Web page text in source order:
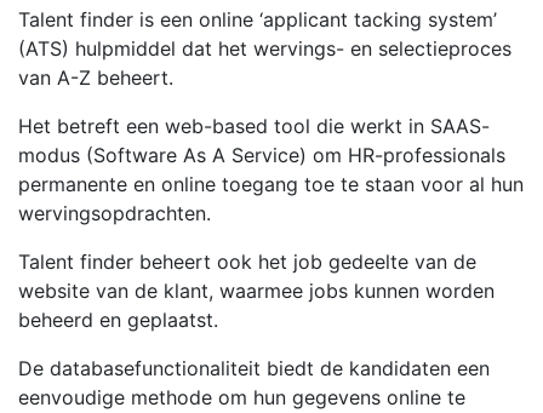
Talent finder is een online ‘applicant tacking system’
(ATS) hulpmiddel dat het wervings- en selectieproces
van A-Z beheert.
Het betreft een web-based tool die werkt in SAAS-
modus (Software As A Service) om HR-professionals
permanente en online toegang toe te staan voor al hun
wervingsopdrachten.
Talent finder beheert ook het job gedeelte van de
website van de klant, waarmee jobs kunnen worden
beheerd en geplaatst.
De databasefunctionaliteit biedt de kandidaten een
eenvoudige methode om hun gegevens online te